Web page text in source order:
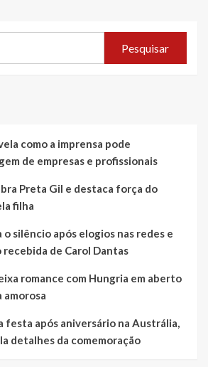
Pesquisar
como a imprensa pode
de empresas e profissionais
Preta Gil e destaca força do
filha
o silêncio após elogios nas redes e
de Carol Dantas
romance com Hungria em aberto
amorosa
festa após aniversário na Austrália,
detalhes da comemoração